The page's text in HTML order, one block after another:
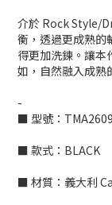
介於 Rock Style/
衡，透過更成熟的
得更加洗鍊。讓本
如，自然融入成熟
-
■ 型號：TMA2609
■ 款式：BLACK
■ 材質：義大利